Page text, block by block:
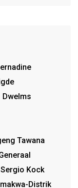
Dwelms
Tawana
Kock
Distrik